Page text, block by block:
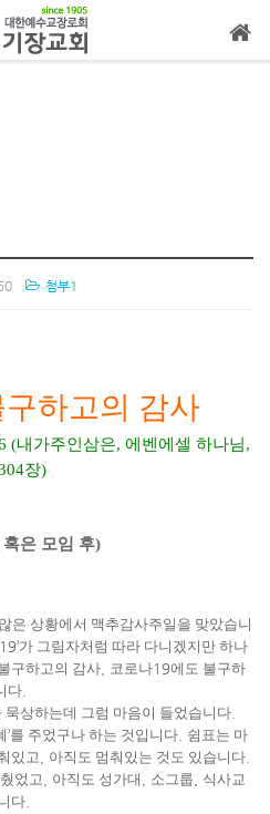
첨부1
하고의 감사
(내가주인삼은, 에벤에셀 하나님,
장)
혹은 모임 후)
은 상황에서 맥추감사주일을 맞았습니
19’가 그림자처럼 따라 다니겠지만 하나
구하고의 감사 코로나19에도 불구하
다
상하는데 그럼 마음이 들었습니다
’를 주었구나 하는 것입니다 쉼표는 마
있고 아직도 멈춰있는 것도 있습니다
었고 아직도 성가대 소그룹
식사교
다